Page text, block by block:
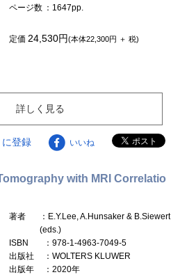
ページ数 ：1647pp.
定価24,530円(本体22,300円 ＋ 税)
詳しく見る
登録 いいね
with MRI Correlatio
著者
：E.Y.Lee, A.Hunsaker & B.Siewert
(eds.)
ISBN
：978-1-4963-7049-5
出版社
：WOLTERS KLUWER
出版年
：2020年